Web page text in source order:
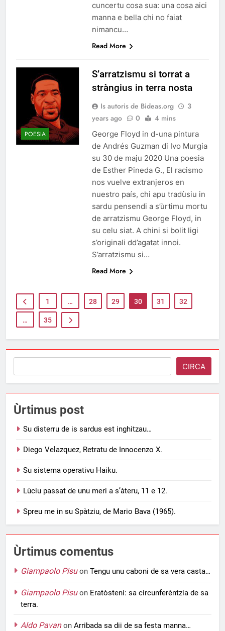
cuncertu cosa sua: una cosa aici
manna e bella chi no faiat
nimancu…
Read More
POESIA
S’arratzismu si torrat a
stràngius in terra nosta
Is autoris de Bideas.org
3
years ago
0 4 mins
George Floyd in d-una pintura
de Andrés Guzman di Ivo Murgia
su 30 de maju 2020 Una poesia
de Esther Pineda G., El racismo
nos vuelve extranjeros en
nuestro país, chi apu tradùsiu in
sardu pensendi a s’ùrtimu mortu
de arratzismu George Floyd, in
su celu siat. A chini si bolit ligi
s’originali dd’agatat innoi.
S’arratzismu si…
Read More
1 … 28 29 30 31 32
… 35
CIRCA
Ùrtimus post
Su disterru de is sardus est inghitzau…
Diego Velazquez, Retratu de Innocenzo X.
Su sistema operativu Haiku.
Lùciu passat de unu meri a s’àteru, 11 e 12.
Spreu me in su Spàtziu, de Mario Bava (1965).
Ùrtimus comentus
Giampaolo Pisuon Tengu unu caboni de sa vera casta…
Giampaolo Pisuon Eratòsteni: sa circunferèntzia de sa
terra.
Aldo Pavanon Arribada sa dii de sa festa manna…